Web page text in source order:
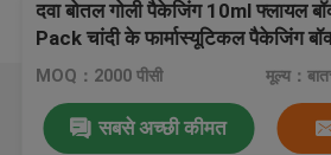
दवा बोतल गोली पैकेजिंग 10ml फ्लायल
Pack चांदी के फार्मास्यूटिकल पैकेजिंग
MOQ：2000 पीसी मूल्य：
सबसे अच्छी कीमत